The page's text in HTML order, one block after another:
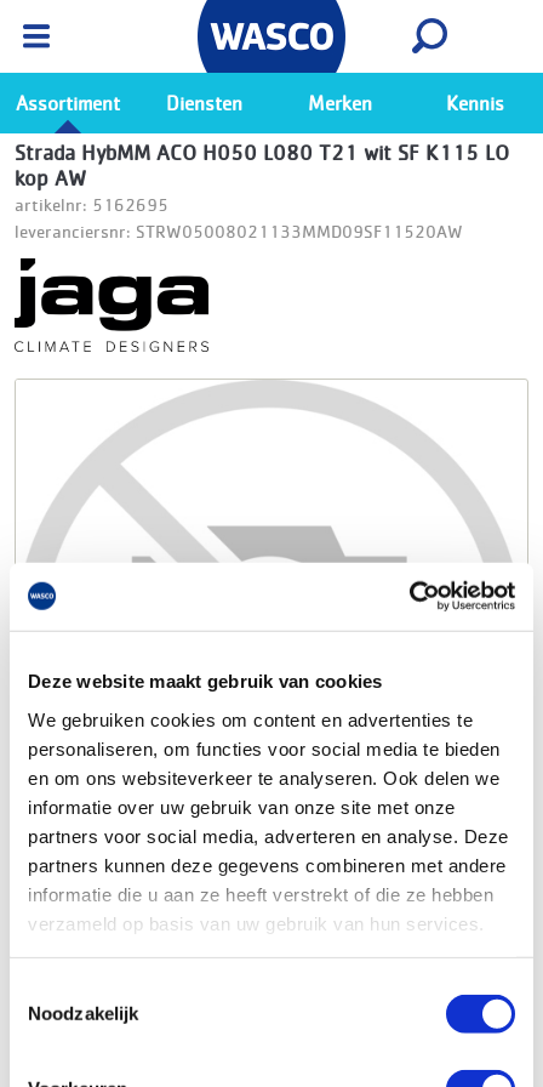
Deze website maakt gebruik van cookies
We gebruiken cookies om content en advertenties te
personaliseren, om functies voor social media te bieden
en om ons websiteverkeer te analyseren. Ook delen we
informatie over uw gebruik van onze site met onze
partners voor social media, adverteren en analyse. Deze
partners kunnen deze gegevens combineren met andere
informatie die u aan ze heeft verstrekt of die ze hebben
verzameld op basis van uw gebruik van hun services.
Noodzakelijk
Ga naar de Wasco app
Bekijk
Assortiment Diensten Merken Kennis
Strada HybMM ACO H050 L080 T21 wit SF K115 LO
kop AW
artikelnr: 5162695
leveranciersnr: STRW05008021133MMD09SF11520AW